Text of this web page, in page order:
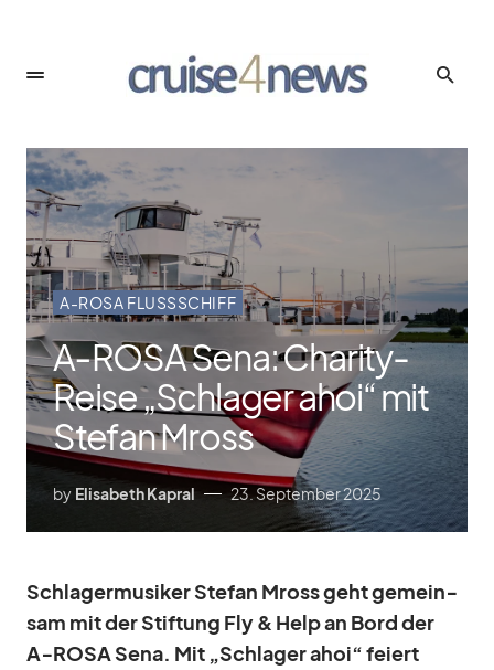
A-ROSA FLUSSSCHIFF
A‑ROSA Sena: Charity-
Reise „Schlager ahoi“ mit
Stefan Mross
by Elisabeth Kapral 23. September 2025
Schla­ger­mu­si­ker Ste­fan Mross geht ge­mein­
sam mit der Stif­tung Fly & Help an Bord der
A‑ROSA Sena. Mit „Schla­ger ahoi“ fei­ert